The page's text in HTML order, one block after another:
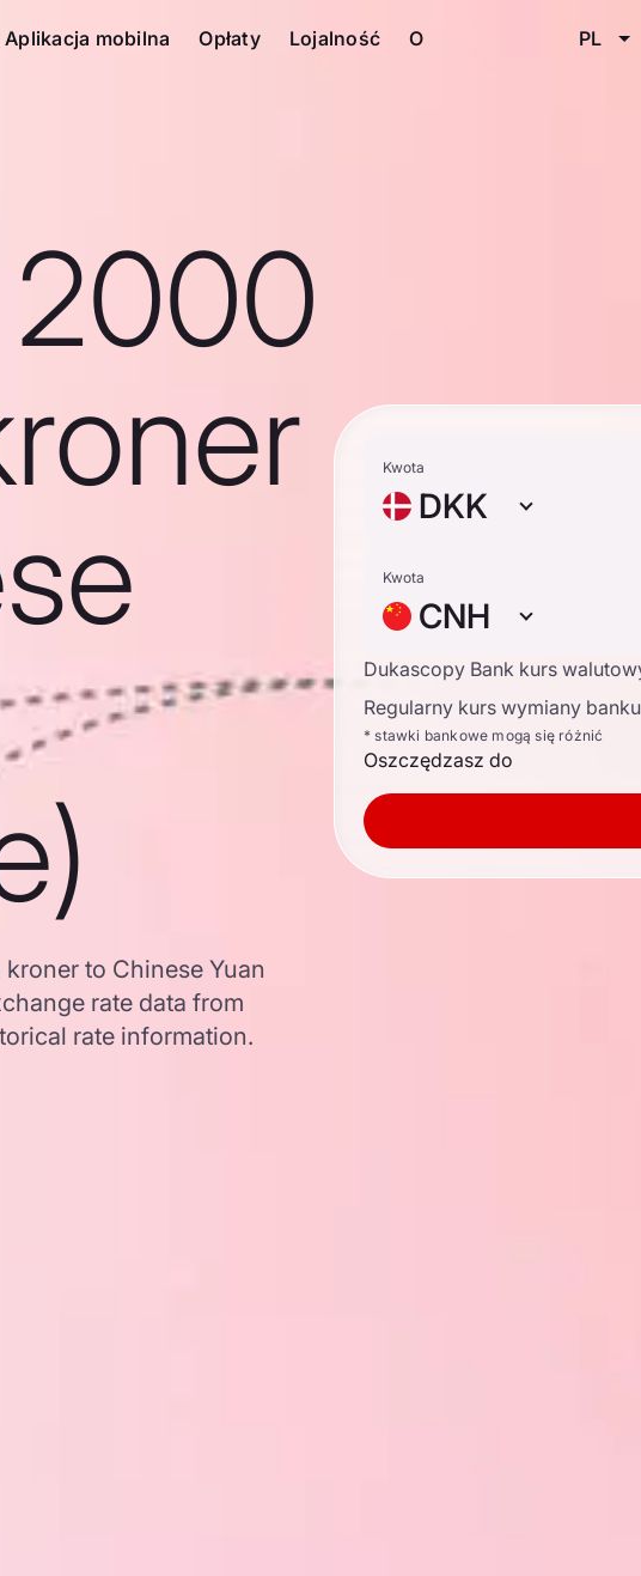
Aplikacja mobilna Opłaty Lojalność O PL
to Chinese Yuan
rate data from
rate information.
Kwota
DKK
Kwota
CNH
Dukascopy Bank kurs
Regularny kurs wymiany
* stawki bankowe mogą się różnić
Oszczędzasz do